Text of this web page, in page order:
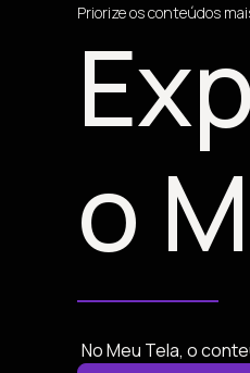
Priorize os conteúdos
o
No Meu Tela, o